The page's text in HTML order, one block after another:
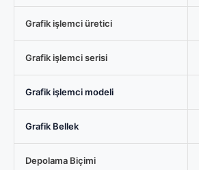
12G
2X
12GB
16GB
Grafik işlemci üretici
Grafik işlemci serisi
Grafik işlemci modeli
Grafik Bellek
Depolama Biçimi